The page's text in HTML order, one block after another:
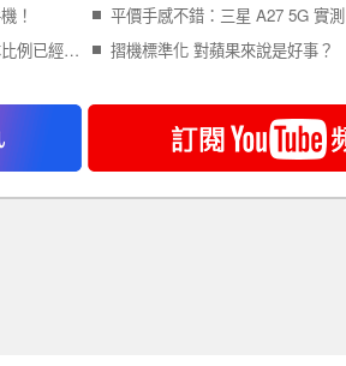
！
記憶體報價不斷狂漲，所佔旗艦手機成本比例已經比處理器還要高
平價手感不錯：三星 A27 5G 實測
摺機標準化 對蘋果來說是好事？